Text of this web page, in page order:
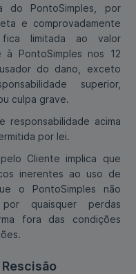
do PontoSimples, por
e comprovadamente
limitada ao valor
PontoSimples nos 12
do dano, exceto
superior,
culpa grave.
responsabilidade acima
por lei.
Cliente implica que
inerentes ao uso de
o PontoSimples não
quaisquer perdas
fora das condições